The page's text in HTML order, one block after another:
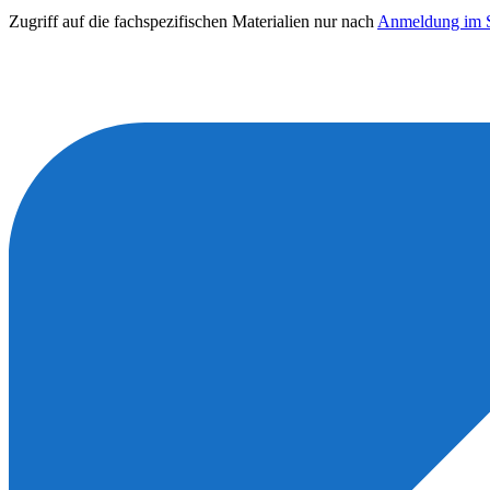
Zugriff auf die fachspezifischen Materialien nur nach Anmeldung im